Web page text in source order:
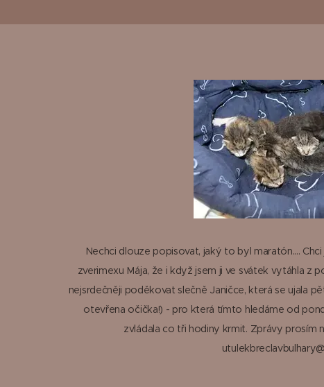
Nechci dlouze popisovat, jaký to byl maratón....
zverimexu Mája, že i když jsem ji ve svátek vytáhla z
nejsrdečněji poděkovat slečně Janičce, která se ujala
otevřena očička!) - pro která tímto hledáme od
zvládala co tři hodiny krmit. Zprávy prosím